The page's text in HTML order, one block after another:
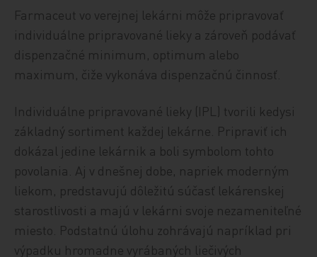
Farmaceut vo verejnej lekárni môže pripravovať
individuálne pripravované lieky a zároveň podávať
dispenzačné minimum, optimum alebo
maximum, čiže vykonáva dispenzačnú činnosť.
Individuálne pripravované lieky (IPL) tvorili kedysi
základný sortiment každej lekárne. Pripraviť ich
dokázal jedine lekárnik a boli symbolom tohto
povolania. Aj v dnešnej dobe, napriek moderným
liekom, predstavujú dôležitú súčasť lekárenskej
starostlivosti a majú v lekárni svoje nezameniteľné
miesto. Podstatnú úlohu zohrávajú napríklad pri
výpadku hromadne vyrábaných liečivých